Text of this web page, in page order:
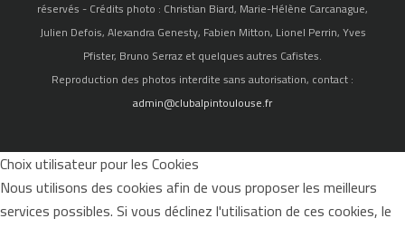
réservés - Crédits photo : Christian Biard, Marie-Hélène Carcanague,
Julien Defois, Alexandra Genesty, Fabien Mitton, Lionel Perrin, Yves
Pfister, Bruno Serraz et quelques autres Cafistes.
Reproduction des photos interdite sans autorisation, contact :
admin@clubalpintoulouse.fr
Choix utilisateur pour les Cookies
Nous utilisons des cookies afin de vous proposer les meilleurs
services possibles. Si vous déclinez l'utilisation de ces cookies, le